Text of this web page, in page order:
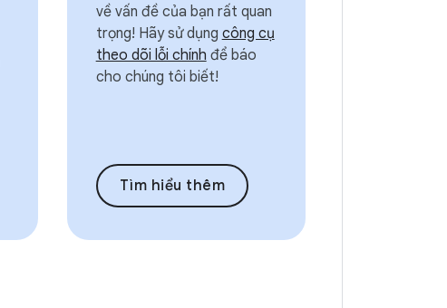
về vấn đề của bạn rất quan
trọng! Hãy sử dụng công cụ
theo dõi lỗi chính để báo
cho chúng tôi biết!
Tìm hiểu thêm